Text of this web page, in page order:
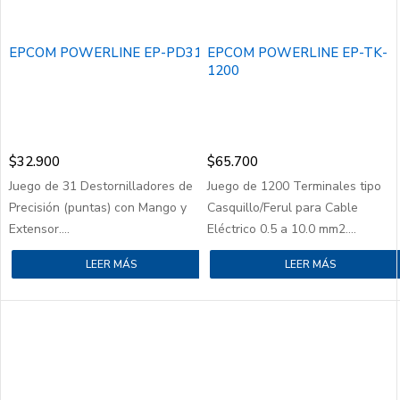
EPCOM POWERLINE EP-PD31
$32.900
Juego de 31 Destornilladores de
Precisión (puntas) con Mango y
Extensor....
LEER MÁS
EPCOM POWERLINE EP-TK-
1200
$65.700
Juego de 1200 Terminales tipo
Casquillo/Ferul para Cable
Eléctrico 0.5 a 10.0 mm2....
LEER MÁS